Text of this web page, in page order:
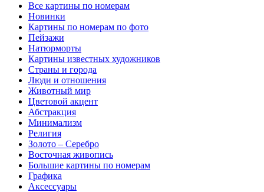
Все картины по номерам
Новинки
Картины по номерам по фото
Пейзажи
Натюрморты
Картины известных художников
Страны и города
Люди и отношения
Животный мир
Цветовой акцент
Абстракция
Минимализм
Религия
Золото – Серебро
Восточная живопись
Большие картины по номерам
Графика
Аксессуары